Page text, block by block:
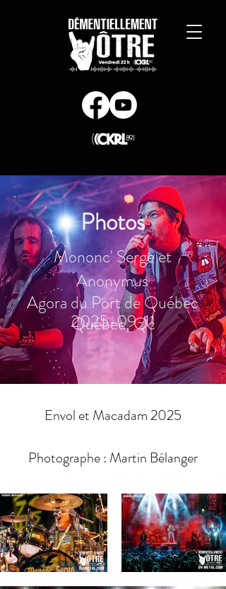
Mononc' Serge et
Anonymus
Agora du Port de Québec
Québec, Qc
Photos
2025-09-11
Envol et Macadam 2025
Photographe : Martin Bélanger